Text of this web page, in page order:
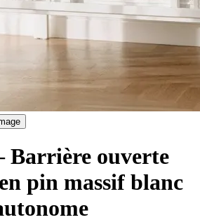
Barrière ouverte
pin massif blanc